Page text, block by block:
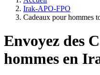
Irak-APO-FPO
Cadeaux pour hommes
Envoyez des
hommes en